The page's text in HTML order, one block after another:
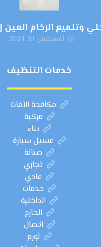
الرخام العين |0545307678
أغسطس 10, 2024
خدمات التنظيف
مكافحة الآفات
مركبة
بناء
غسيل سيارة
صيانة
تجاري
عادي
خدمات
الداخلية
الخارج
اتصال
لورم